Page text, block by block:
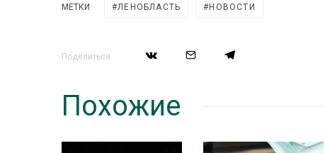
МЕТКИ ЛЕНОБЛАСТЬ НОВОСТИ
Поделиться
Похожие